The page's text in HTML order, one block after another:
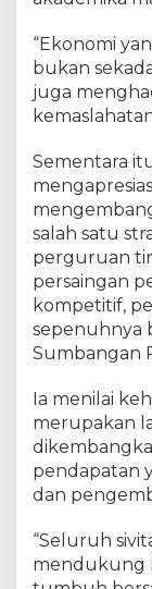
“Ekonomi
bukan
juga
Sementara
salah satu
perguruan
persaingan
kompetitif,
sepenuhnya
Sumbangan
Ia menilai
merupakan
pendapatan
dan
“Seluruh
mendukung